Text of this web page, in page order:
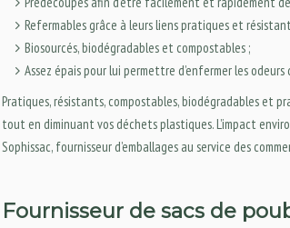
Refermables grâce à leurs liens pratiques et
Biosourcés, biodégradables et compostables ;
Assez épais pour lui permettre d’enfermer les
Pratiques, résistants, compostables, biodégradables et
tout en diminuant vos déchets plastiques. L’impact
Sophissac, fournisseur d’emballages au service des
Fournisseur de sacs de